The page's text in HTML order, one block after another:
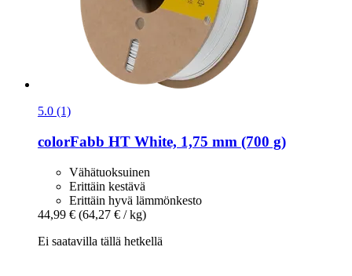
5.0 (1)
colorFabb HT White, 1,75 mm (700 g)
Vähätuoksuinen
Erittäin kestävä
Erittäin hyvä lämmönkesto
44,99 € (64,27 € / kg)
Ei saatavilla tällä hetkellä